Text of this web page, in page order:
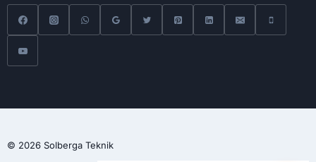
© 2026 Solberga Teknik